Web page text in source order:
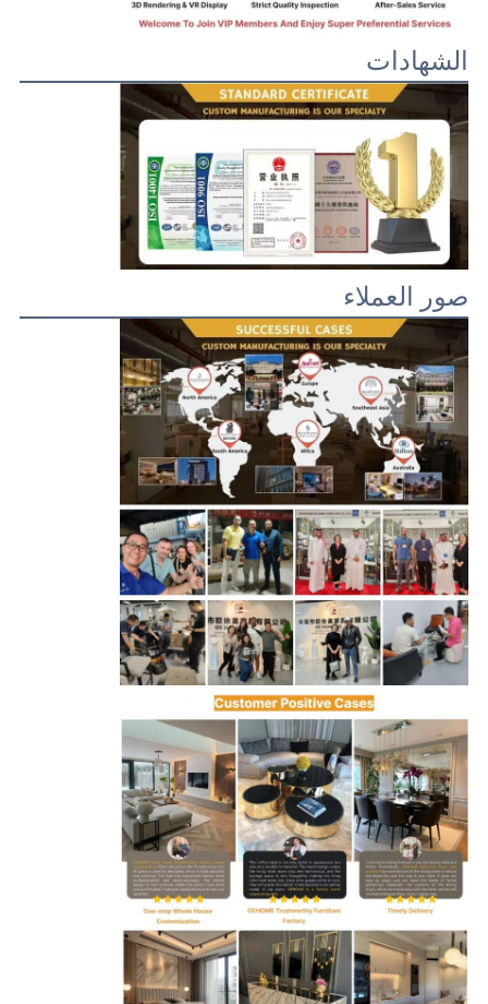
الشهادات
صور العملاء